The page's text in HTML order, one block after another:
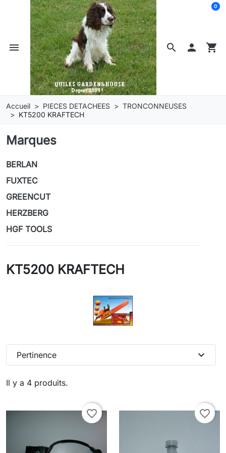
search
menu  shopping_cart
0
Accueil PIECES DETACHEES
TRONCONNEUSES
KT5200 KRAFTECH
Marques
BERLAN
FUXTEC
GREENCUT
HERZBERG
HGF TOOLS
KT5200 KRAFTECH
Il y a 4 produits.
Pertinence expand_more
favorite_border favorite_border